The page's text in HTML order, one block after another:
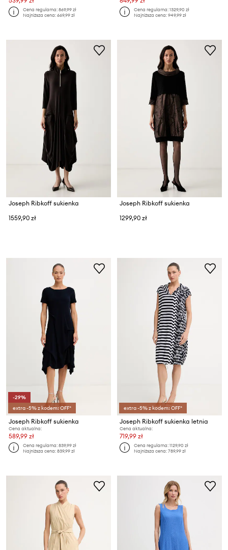
Cena regularna:869,99 zł
Najniższa cena:669,99 zł
Cena regularna:1329,90 zł
Najniższa cena:949,99 zł
Joseph Ribkoff sukienka
1559,90 zł
Joseph Ribkoff sukienka
1299,90 zł
-29%
extra -5% z kodem: OFF*
Joseph Ribkoff sukienka
Cena aktualna:
589,99 zł
Cena regularna:839,99 zł
Najniższa cena:839,99 zł
extra -5% z kodem: OFF*
Joseph Ribkoff sukienka letnia
Cena aktualna:
719,99 zł
Cena regularna:1129,90 zł
Najniższa cena:789,99 zł